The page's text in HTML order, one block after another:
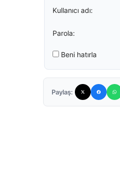
Kullanıcı adı:
Parola:
Beni hatırla
Paylaş: